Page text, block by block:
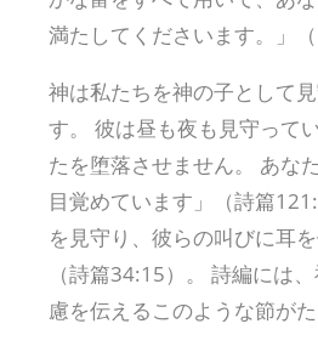
満たしてくださいます。」（
神は私たちを神の子として
す。 彼は昼も夜も見守って
たを堕落させません。 あな
目覚めています」（詩篇
を見守り、彼らの叫びに耳
（詩篇34:15）。 詩編には
慮を伝えるこのような節がた